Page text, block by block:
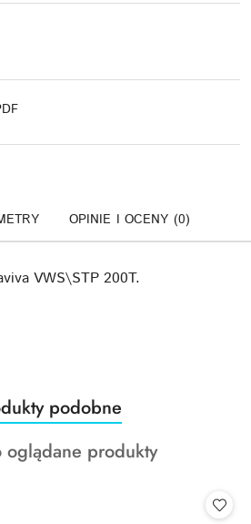
OPINIE I OCENY (0)
VWS\STP 200T.
podobne
oglądane produkty